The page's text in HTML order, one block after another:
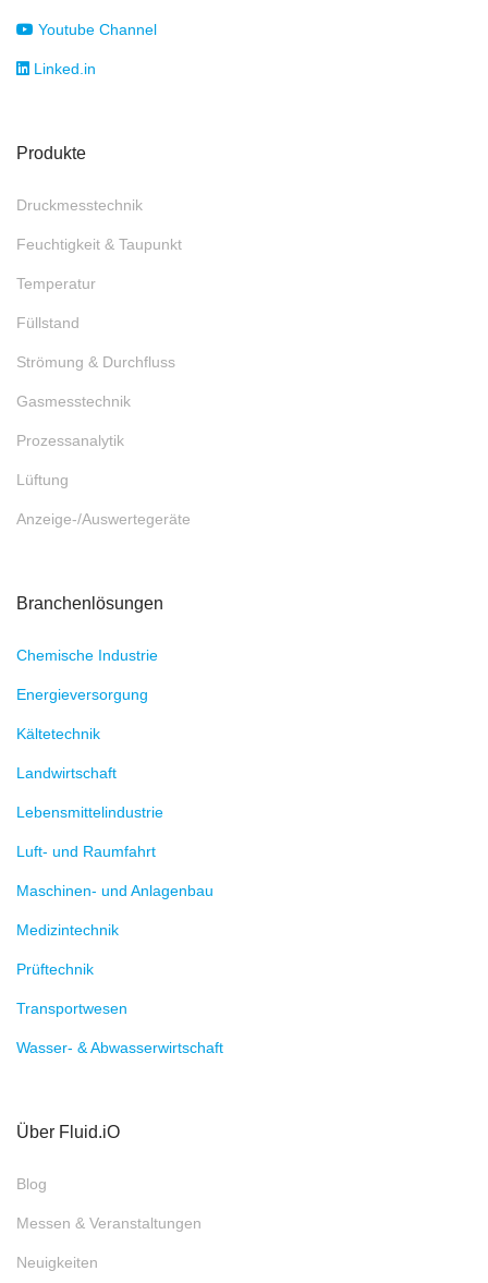
Youtube Channel
Linked.in
Produkte
Druckmesstechnik
Feuchtigkeit & Taupunkt
Temperatur
Füllstand
Strömung & Durchfluss
Gasmesstechnik
Prozessanalytik
Lüftung
Anzeige-/Auswertegeräte
Branchenlösungen
Chemische Industrie
Energieversorgung
Kältetechnik
Landwirtschaft
Lebensmittelindustrie
Luft- und Raumfahrt
Maschinen- und Anlagenbau
Medizintechnik
Prüftechnik
Transportwesen
Wasser- & Abwasserwirtschaft
Über Fluid.iO
Blog
Messen & Veranstaltungen
Neuigkeiten